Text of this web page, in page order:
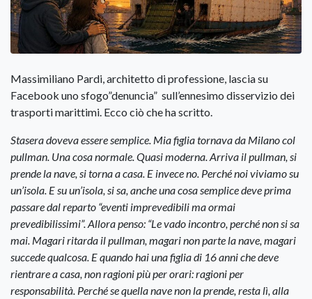
Massimiliano Pardi, architetto di professione, lascia su
Facebook uno sfogo”denuncia” sull’ennesimo disservizio dei
trasporti marittimi. Ecco ciò che ha scritto.
Stasera doveva essere semplice. Mia figlia tornava da Milano col
pullman. Una cosa normale. Quasi moderna. Arriva il pullman, si
prende la nave, si torna a casa. E invece no. Perché noi viviamo su
un’isola. E su un’isola, si sa, anche una cosa semplice deve prima
passare dal reparto “eventi imprevedibili ma ormai
prevedibilissimi”. Allora penso: “Le vado incontro, perché non si sa
mai. Magari ritarda il pullman, magari non parte la nave, magari
succede qualcosa. E quando hai una figlia di 16 anni che deve
rientrare a casa, non ragioni più per orari: ragioni per
responsabilità. Perché se quella nave non la prende, resta lì, alla